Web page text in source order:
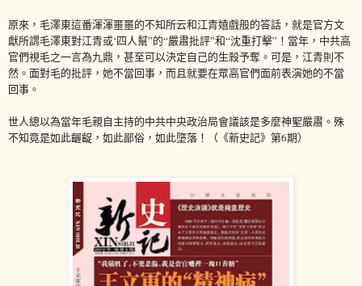
原來，毛澤東這番渾渾噩噩的不知所云和江青嬉戲般的答話，就是官方文
獻所謂毛澤東對江青或‘四人幫”的“嚴肅批評”和“沈重打擊”！當年，中共高
官們視毛之一言為九鼎，甚至可以決定自己的生殺予奪。可是，江青則不
然。面對毛的批評，她不當回事，而且就要在眾高官們面前表演她的不當
回事。
世人總以為當年毛親自主持的中共中央政治局會議該是多麼神聖嚴肅。殊
不知竟是如此齷齪，如此鄙俗，如此墮落！（《新史記》第6期）